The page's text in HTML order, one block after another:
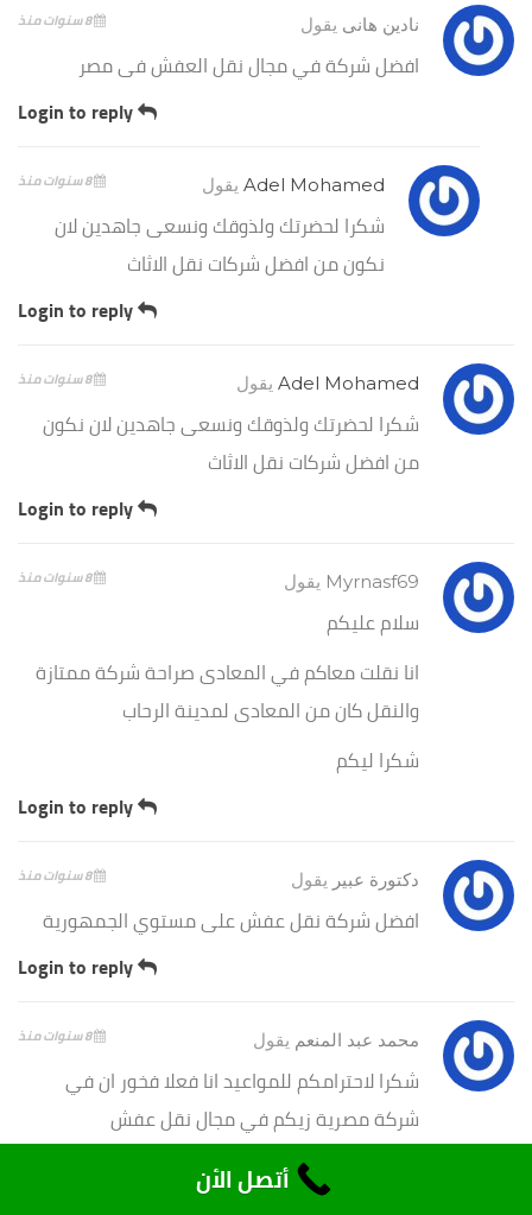
نادين هانى يقول 8 سنوات منذ
افضل شركة في مجال نقل العفش فى مصر
Adel Mohamed يقول 8 سنوات منذ
شكرا لحضرتك ولذوقك ونسعى جاهدين لان
نكون من افضل شركات نقل الاثاث
Adel Mohamed يقول 8 سنوات منذ
شكرا لحضرتك ولذوقك ونسعى جاهدين لان نكون
من افضل شركات نقل الاثاث
Myrnasf69 يقول 8 سنوات منذ
سلام عليكم
انا نقلت معاكم في المعادى صراحة شركة ممتازة
والنقل كان من المعادى لمدينة الرحاب
شكرا ليكم
دكتورة عبير يقول 8 سنوات منذ
افضل شركة نقل عفش على مستوي الجمهورية
محمد عبد المنعم يقول 8 سنوات منذ
شكرا لاحترامكم للمواعيد انا فعلا فخور ان في
شركة مصرية زيكم في مجال نقل عفش
أتصل الأن